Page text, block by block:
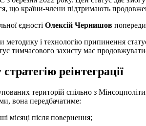
що країни-члени підтримають
єдності Олексій Чернишов
і технологію припинення
тимчасового захисту має
реінтеграції
територій спільно з
вона передбачатиме:
місяці після повернення;